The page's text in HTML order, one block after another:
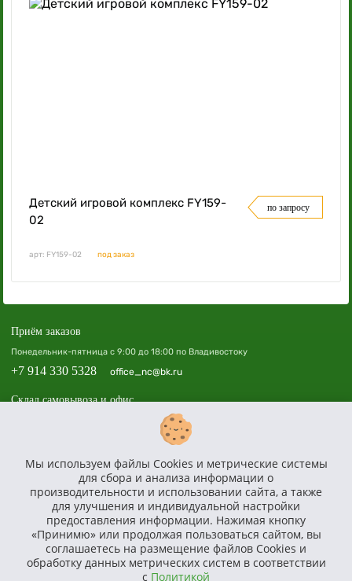
Детский игровой комплекс FY159-
02
по запросу
арт: FY159-02 под заказ
Приём заказов
Понедельник-пятница с 9:00 до 18:00 по Владивостоку
+7 914 330 5328 office_nc@bk.ru
Склад самовывоза и офис
Владивосток, пр. 100-летия Владивостока, 40а, офис 508, ТЦ «Зенит»
Доставим, соберём и установим площадку в вашем регионе по всей России.
Политика в отношении обработки персональных данных
Согласие на получение информационной и рекламной рассылки
Согласие на обработку персональных данных
Характеристики, комплект и внешний вид товаров могут отличаться от реального. Перед покупкой
уточняйте полное описание и характеристики у менеджера.
Сайт носит исключительно информационный характер и ни при каких условиях не является публичной
офертой, определяемой положениями статьи 437 ГК РФ.
© ООО «САТУРН», ОГРН: 1242500012985, ИНН: 2540285322
Мы используем файлы Cookies и метрические системы
для сбора и анализа информации о
производительности и использовании сайта, а также
для улучшения и индивидуальной настройки
предоставления информации. Нажимая кнопку
«Принимю» или продолжая пользоваться сайтом, вы
соглашаетесь на размещение файлов Cookies и
обработку данных метрических систем в соответствии
с Политикой